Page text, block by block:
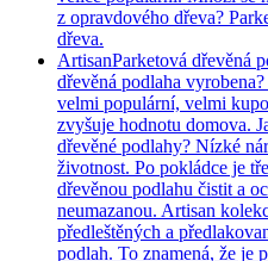
z opravdového dřeva?
dřeva.
ArtisanParketová dřevěná
dřevěná podlaha
velmi populární, velmi
zvyšuje hodnotu domova.
dřevěné podlahy? Nízké
životnost. Po pokládce je
dřevěnou podlahu čistit a
neumazanou. Artisan
předleštěných a
podlah. To znamená, že je